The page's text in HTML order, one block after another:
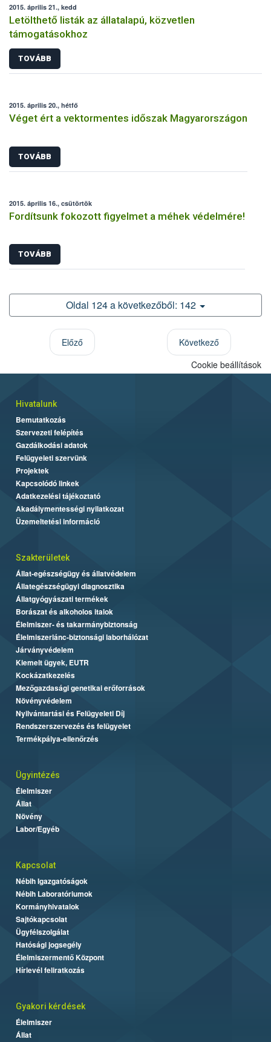
2015. április 21., kedd
Letölthető listák az állatalapú, közvetlen
támogatásokhoz
TOVÁBB
2015. április 20., hétfő
Véget ért a vektormentes időszak Magyarországon
TOVÁBB
2015. április 16., csütörtök
Fordítsunk fokozott figyelmet a méhek védelmére!
TOVÁBB
Oldal 124 a következőből: 142
Előző
Következő
Cookie beállítások
Hivatalunk
Bemutatkozás
Szervezeti felépítés
Gazdálkodási adatok
Felügyeleti szervünk
Projektek
Kapcsolódó linkek
Adatkezelési tájékoztató
Akadálymentességi nyilatkozat
Üzemeltetési információ
Szakterületek
Állat-egészségügy és állatvédelem
Állategészségügyi diagnosztika
Állatgyógyászati termékek
Borászat és alkoholos italok
Élelmiszer- és takarmánybiztonság
Élelmiszerlánc-biztonsági laborhálózat
Járványvédelem
Kiemelt ügyek, EUTR
Kockázatkezelés
Mezőgazdasági genetikai erőforrások
Növényvédelem
Nyilvántartási és Felügyeleti Díj
Rendszerszervezés és felügyelet
Termékpálya-ellenőrzés
Ügyintézés
Élelmiszer
Állat
Növény
Labor/Egyéb
Kapcsolat
Nébih Igazgatóságok
Nébih Laboratóriumok
Kormányhivatalok
Sajtókapcsolat
Ügyfélszolgálat
Hatósági jogsegély
Élelmiszermentő Központ
Hírlevél feliratkozás
Gyakori kérdések
Élelmiszer
Állat